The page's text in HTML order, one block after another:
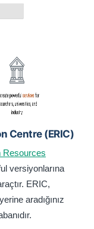
Centre (ERIC)
Resources
versiyonlarına
ERIC,
aradığınız